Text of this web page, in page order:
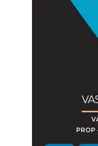
PROP
Click to
Use it as a Free